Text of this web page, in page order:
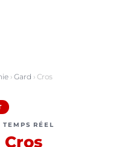
› Gard › Cros
RÉEL
Cros